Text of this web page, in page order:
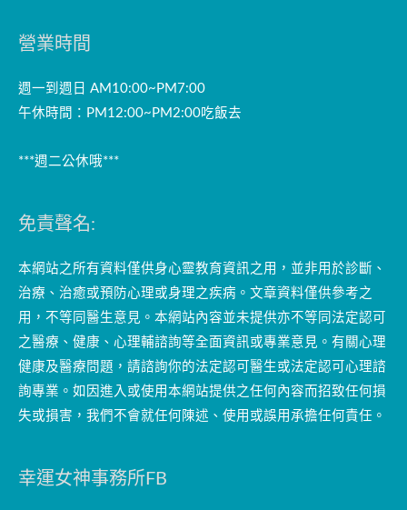
營業時間
週一到週日 AM10:00~PM7:00
午休時間：PM12:00~PM2:00吃飯去
***週二公休哦***
免責聲名:
本網站之所有資料僅供身心靈教育資訊之用，並非用於診斷、
治療、治癒或預防心理或身理之疾病。文章資料僅供參考之
用，不等同醫生意見。本網站內容並未提供亦不等同法定認可
之醫療、健康、心理輔諮詢等全面資訊或專業意見。有關心理
健康及醫療問題，請諮詢你的法定認可醫生或法定認可心理諮
詢專業。如因進入或使用本網站提供之任何內容而招致任何損
失或損害，我們不會就任何陳述、使用或誤用承擔任何責任。
幸運女神事務所FB